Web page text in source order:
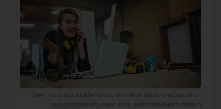
Wer nicht nur akademisch, sondern auch handwerklich
ausgebildet ist, kann eine Schnittstellenfunktion